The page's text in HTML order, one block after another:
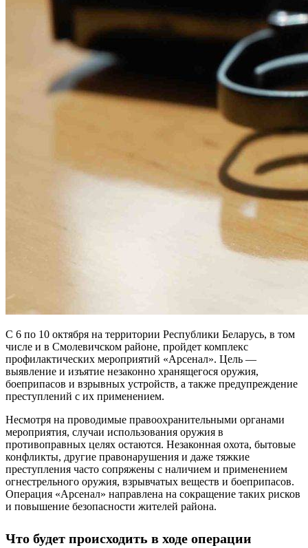
С 6 по 10 октября на территории Республики Беларусь, в том
числе и в Смолевичском районе, пройдет комплекс
профилактических мероприятий «Арсенал». Цель —
выявление и изъятие незаконно хранящегося оружия,
боеприпасов и взрывных устройств, а также предупреждение
преступлений с их применением.
Несмотря на проводимые правоохранительными органами
мероприятия, случаи использования оружия в
противоправных целях остаются. Незаконная охота, бытовые
конфликты, другие правонарушения и даже тяжкие
преступления часто сопряжены с наличием и применением
огнестрельного оружия, взрывчатых веществ и боеприпасов.
Операция «Арсенал» направлена на сокращение таких рисков
и повышение безопасности жителей района.
Что будет происходить в ходе операции